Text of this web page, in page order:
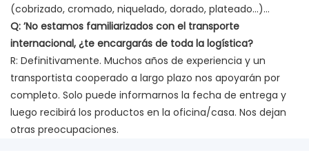
(cobrizado, cromado, niquelado, dorado, plateado…)…
Q: ’No estamos familiarizados con el transporte
internacional, ¿te encargarás de toda la logística?
R: Definitivamente. Muchos años de experiencia y un
transportista cooperado a largo plazo nos apoyarán por
completo. Solo puede informarnos la fecha de entrega y
luego recibirá los productos en la oficina/casa. Nos dejan
otras preocupaciones.